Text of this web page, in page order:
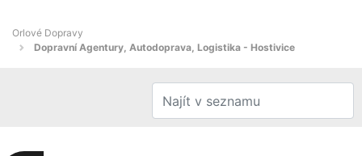
Orlové Dopravy
Dopravní Agentury, Autodoprava, Logistika - Hostivice